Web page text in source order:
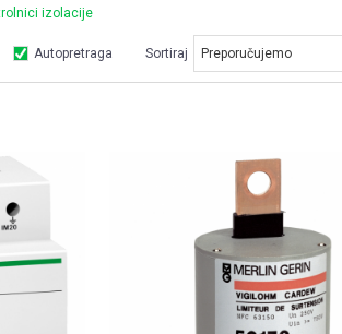
izolacije
Autopretraga Sortiraj
UPOREDI